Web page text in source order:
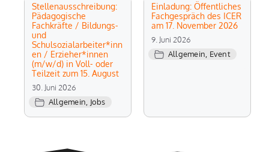
Stellenausschreibung:
Pädagogische
Fachkräfte / Bildungs-
und
Schulsozialarbeiter*inn
en / Erzieher*innen
(m/w/d) in Voll- oder
Teilzeit zum 15. August
30. Juni 2026
Allgemein Jobs
Einladung: Öffentliches
Fachgespräch des ICER
am 17. November 2026
9. Juni 2026
Allgemein Event